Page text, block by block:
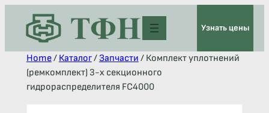
Узнать цены
Home/ Каталог/ Запчасти / Комплект уплотнений
(ремкомплект) 3-х секционного
гидрораспределителя FC4000